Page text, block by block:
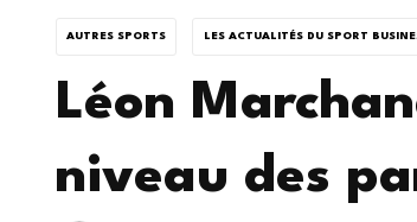
AUTRES SPORTS LES ACTUALITÉS DU SPORT
Léon
niveau des